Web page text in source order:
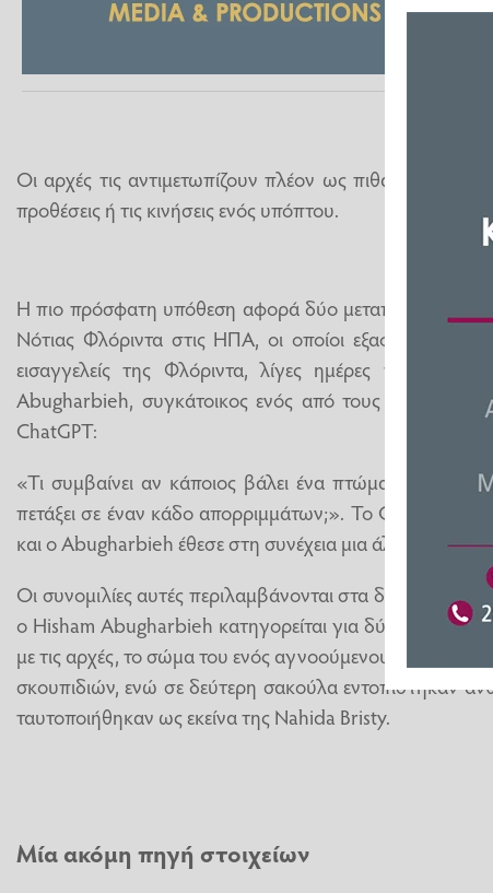
Οι αρχές τις αντιμετωπίζουν πλέον ως πιθανό
προθέσεις ή τις κινήσεις ενός υπόπτου.
Η πιο πρόσφατη υπόθεση αφορά δύο μεταπτυχιακούς
Νότιας Φλόριντα στις ΗΠΑ, οι οποίοι
εισαγγελείς της Φλόριντα, λίγες ημέρες πριν από
Abugharbieh, συγκάτοικος ενός από τους φοιτητές,
ChatGPT:
«Τι συμβαίνει αν κάποιος βάλει ένα πτώμα σε μια
πετάξει σε έναν κάδο απορριμμάτων;». Το ChatGPT
και ο Abugharbieh έθεσε στη συνέχεια μια άλλη
Οι συνομιλίες αυτές περιλαμβάνονται στα δικαστικά
ο Hisham Abugharbieh κατηγορείται για δύο
με τις αρχές, το σώμα του ενός αγνοούμενου, του Zamil
σκουπιδιών, ενώ σε δεύτερη σακούλα εντοπίστηκαν
ταυτοποιήθηκαν ως εκείνα της Nahida Bristy.
Μία ακόμη πηγή στοιχείων